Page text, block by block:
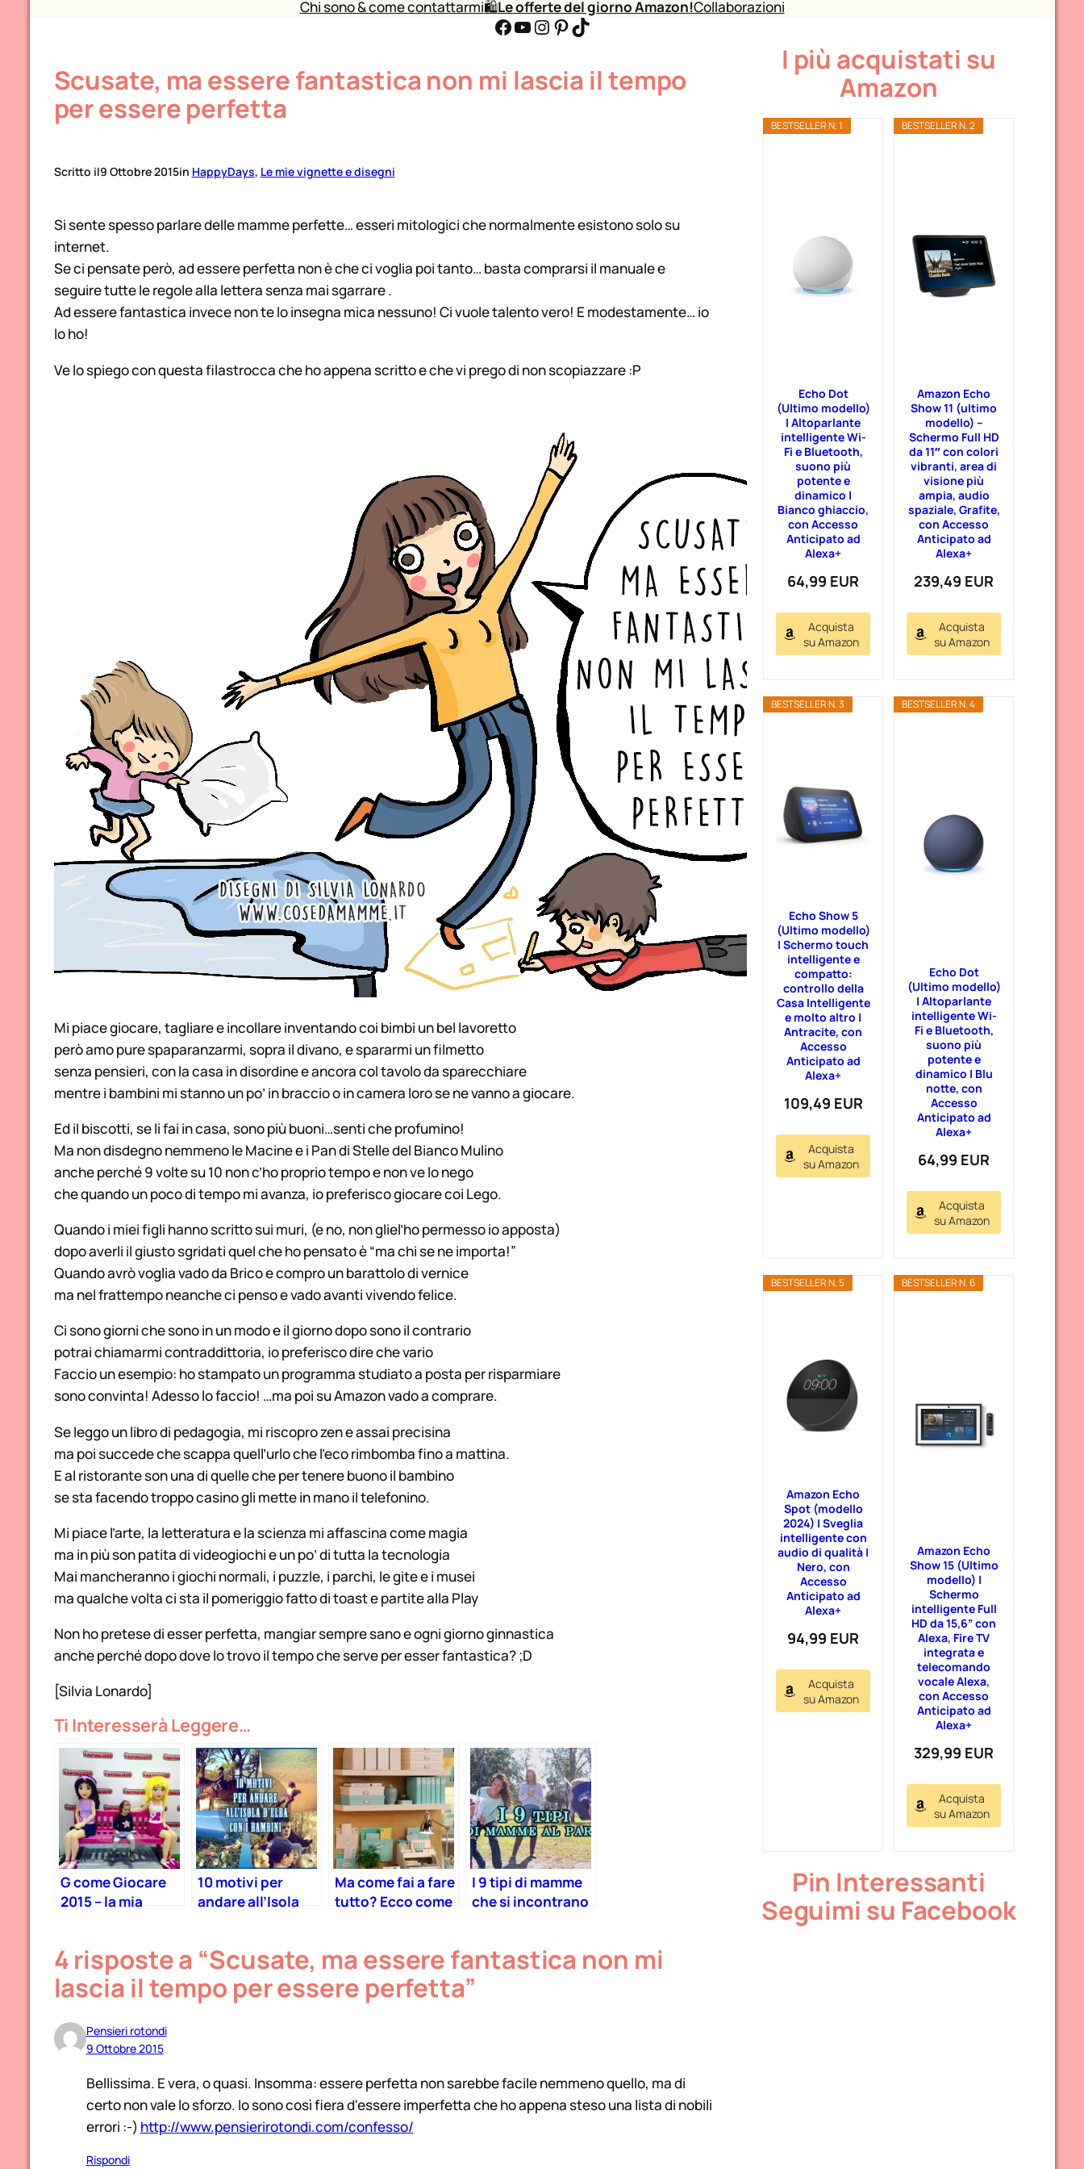
Chi sono & come contattarmi🛍️Le offerte del giorno Amazon!Collaborazioni
Facebook YouTube Instagram Pinterest TikTok
Scusate, ma essere fantastica non mi lascia il tempo
per essere perfetta
Scritto il9 Ottobre 2015in HappyDays, Le mie vignette e disegni
Si sente spesso parlare delle mamme perfette… esseri mitologici che normalmente esistono solo su
internet.
Se ci pensate però, ad essere perfetta non è che ci voglia poi tanto… basta comprarsi il manuale e
seguire tutte le regole alla lettera senza mai sgarrare .
Ad essere fantastica invece non te lo insegna mica nessuno! Ci vuole talento vero! E modestamente… io
lo ho!
Ve lo spiego con questa filastrocca che ho appena scritto e che vi prego di non scopiazzare :P
Mi piace giocare, tagliare e incollare inventando coi bimbi un bel lavoretto
però amo pure spaparanzarmi, sopra il divano, e spararmi un filmetto
senza pensieri, con la casa in disordine e ancora col tavolo da sparecchiare
mentre i bambini mi stanno un po’ in braccio o in camera loro se ne vanno a giocare.
Ed il biscotti, se li fai in casa, sono più buoni…senti che profumino!
Ma non disdegno nemmeno le Macine e i Pan di Stelle del Bianco Mulino
anche perché 9 volte su 10 non c’ho proprio tempo e non ve lo nego
che quando un poco di tempo mi avanza, io preferisco giocare coi Lego.
Quando i miei figli hanno scritto sui muri, (e no, non gliel’ho permesso io apposta)
dopo averli il giusto sgridati quel che ho pensato è “ma chi se ne importa!”
Quando avrò voglia vado da Brico e compro un barattolo di vernice
ma nel frattempo neanche ci penso e vado avanti vivendo felice.
Ci sono giorni che sono in un modo e il giorno dopo sono il contrario
potrai chiamarmi contraddittoria, io preferisco dire che vario
Faccio un esempio: ho stampato un programma studiato a posta per risparmiare
sono convinta! Adesso lo faccio! …ma poi su Amazon vado a comprare.
Se leggo un libro di pedagogia, mi riscopro zen e assai precisina
ma poi succede che scappa quell’urlo che l’eco rimbomba fino a mattina.
E al ristorante son una di quelle che per tenere buono il bambino
se sta facendo troppo casino gli mette in mano il telefonino.
Mi piace l’arte, la letteratura e la scienza mi affascina come magia
ma in più son patita di videogiochi e un po’ di tutta la tecnologia
Mai mancheranno i giochi normali, i puzzle, i parchi, le gite e i musei
ma qualche volta ci sta il pomeriggio fatto di toast e partite alla Play
Non ho pretese di esser perfetta, mangiar sempre sano e ogni giorno ginnastica
anche perché dopo dove lo trovo il tempo che serve per esser fantastica? ;D
[Silvia Lonardo]
Ti Interesserà Leggere…
G come Giocare
2015 – la mia
giocattolo
10 motivi per
andare all’Isola
Ma come fai a fare
tutto? Ecco come
10 step!
I 9 tipi di mamme
che si incontrano
4 risposte a “Scusate, ma essere fantastica non mi
lascia il tempo per essere perfetta”
Pensieri rotondi
9 Ottobre 2015
Bellissima. E vera, o quasi. Insomma: essere perfetta non sarebbe facile nemmeno quello, ma di
certo non vale lo sforzo. Io sono così fiera d'essere imperfetta che ho appena steso una lista di nobili
errori :-) http://www.pensierirotondi.com/confesso/
Rispondi
I più acquistati su
Amazon
BESTSELLER N. 1
Echo Dot
(Ultimo modello)
| Altoparlante
intelligente Wi-
Fi e Bluetooth,
suono più
potente e
dinamico |
Bianco ghiaccio,
con Accesso
Anticipato ad
Alexa+
64,99 EUR
Acquista
su Amazon
BESTSELLER N. 2
Amazon Echo
Show 11 (ultimo
modello) –
Schermo Full HD
da 11″ con colori
vibranti, area di
visione più
ampia, audio
spaziale, Grafite,
con Accesso
Anticipato ad
Alexa+
239,49 EUR
Acquista
su Amazon
BESTSELLER N. 3
Echo Show 5
(Ultimo modello)
| Schermo touch
intelligente e
compatto:
controllo della
Casa Intelligente
e molto altro |
Antracite, con
Accesso
Anticipato ad
Alexa+
109,49 EUR
Acquista
su Amazon
BESTSELLER N. 4
Echo Dot
(Ultimo modello)
| Altoparlante
intelligente Wi-
Fi e Bluetooth,
suono più
potente e
dinamico | Blu
notte, con
Accesso
Anticipato ad
Alexa+
64,99 EUR
Acquista
su Amazon
BESTSELLER N. 5
Amazon Echo
Spot (modello
2024) | Sveglia
intelligente con
audio di qualità |
Nero, con
Accesso
Anticipato ad
Alexa+
94,99 EUR
Acquista
su Amazon
BESTSELLER N. 6
Amazon Echo
Show 15 (Ultimo
modello) |
Schermo
intelligente Full
HD da 15,6” con
Alexa, Fire TV
integrata e
telecomando
vocale Alexa,
con Accesso
Anticipato ad
Alexa+
329,99 EUR
Acquista
su Amazon
Pin Interessanti
Seguimi su Facebook